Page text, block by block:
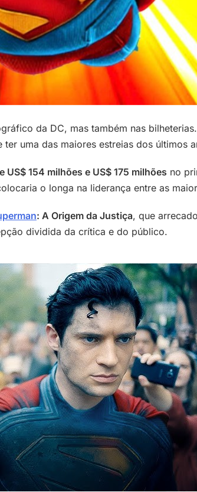
da DC, mas também nas
ter uma das maiores estreias dos últimos
US$ 154 milhões e US$ 175 milhões no
o longa na liderança entre as
: A Origem da Justiça, que
dividida da crítica e do público.